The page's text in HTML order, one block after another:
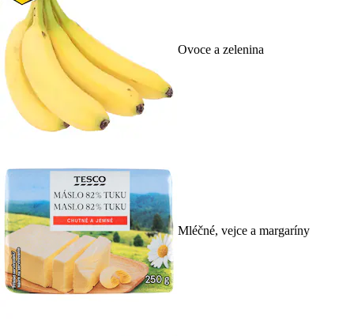
Ovoce a zelenina
Mléčné, vejce a margaríny